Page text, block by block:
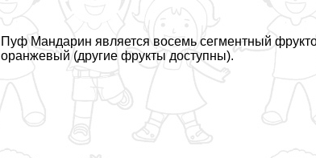
Пуф Maндарин является восемь сегментный
оранжевый (другие фрукты доступны).